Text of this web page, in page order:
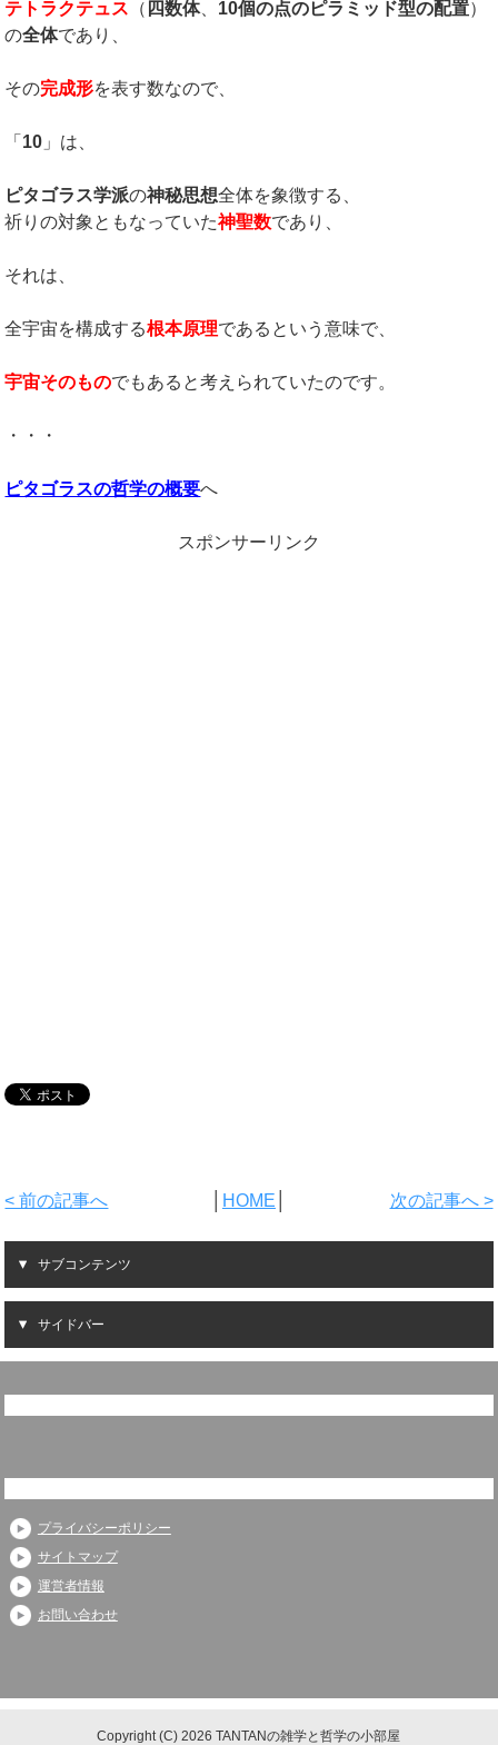
テトラクテュス （ 四数体、 10個の点のピラミッド型の配置）
の全体であり、
その完成形を表す数なので、
「 10 」は、
ピタゴラス学派の神秘思想全体を象徴する、
祈りの対象ともなっていた神聖数であり、
それは、
全宇宙を構成する根本原理であるという意味で、
宇宙そのものでもあると考えられていたのです。
・・・
ピタゴラスの哲学の概要へ
スポンサーリンク
< 前の記事へ HOME 次の記事へ >
サブコンテンツ
サイドバー
プライバシーポリシー
サイトマップ
運営者情報
お問い合わせ
Copyright (C) 2026 TANTANの雑学と哲学の小部屋